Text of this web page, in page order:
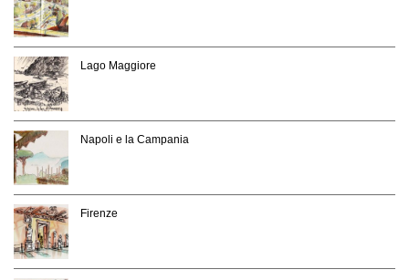
Lago Maggiore
Napoli e la Campania
Firenze